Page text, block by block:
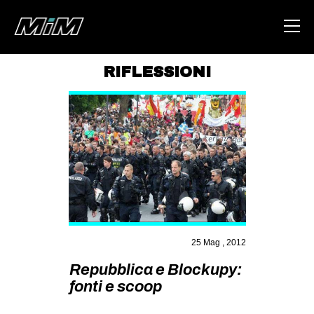
ABOUT
AREA
DEGENERAZIONE
GAZA FREESTYLE
CSOA LAMBRETTA
STUDENTI TSUNAMI
ZAM
RIFLESSIONI
25 Mag , 2012
Repubblica e Blockupy:
fonti e scoop